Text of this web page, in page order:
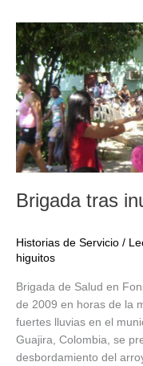
Brigada tras
Historias de Servicio /
higuitos
Brigada de Salud en
de 2009 en horas de la
fuertes lluvias en el
Guajira, Colombia, se
desbordamiento del